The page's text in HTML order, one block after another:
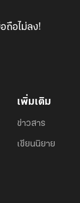
ถือไม่ลง!
เพิ่มเติม
ข่าวสาร
เขียนนิยาย